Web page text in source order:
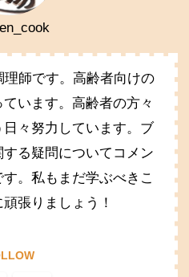
師です。高齢者向けの
います。高齢者の方々
々努力しています。ブ
る疑問についてコメン
。私もまだ学ぶべきこ
張りましょう！